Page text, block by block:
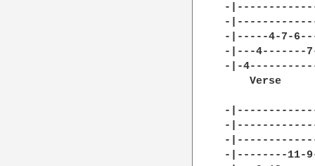
-
-
-|-----4-7-
-|---4-------
-|-
    Verse
-
-
-
-|--------11-